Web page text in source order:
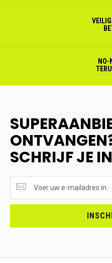
NO-
SCHRIJF JE
ONTVANGEN?
<br>SCHRIJF